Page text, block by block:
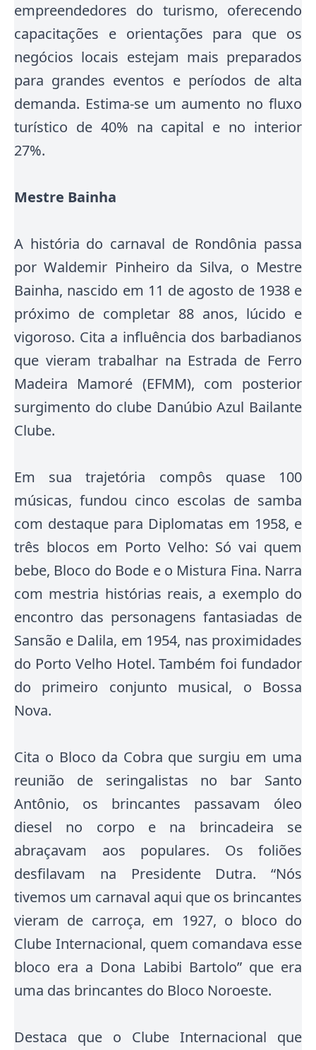
empreendedores do turismo, oferecendo
capacitações e orientações para que os
negócios locais estejam mais preparados
para grandes eventos e períodos de alta
demanda. Estima-se um aumento no fluxo
turístico de 40% na capital e no interior
27%.
Mestre Bainha
A história do carnaval de Rondônia passa
por Waldemir Pinheiro da Silva, o Mestre
Bainha, nascido em 11 de agosto de 1938 e
próximo de completar 88 anos, lúcido e
vigoroso. Cita a influência dos barbadianos
que vieram trabalhar na Estrada de Ferro
Madeira Mamoré (EFMM), com posterior
surgimento do clube Danúbio Azul Bailante
Clube.
Em sua trajetória compôs quase 100
músicas, fundou cinco escolas de samba
com destaque para Diplomatas em 1958, e
três blocos em Porto Velho: Só vai quem
bebe, Bloco do Bode e o Mistura Fina. Narra
com mestria histórias reais, a exemplo do
encontro das personagens fantasiadas de
Sansão e Dalila, em 1954, nas proximidades
do Porto Velho Hotel. Também foi fundador
do primeiro conjunto musical, o Bossa
Nova.
Cita o Bloco da Cobra que surgiu em uma
reunião de seringalistas no bar Santo
Antônio, os brincantes passavam óleo
diesel no corpo e na brincadeira se
abraçavam aos populares. Os foliões
desfilavam na Presidente Dutra. “Nós
tivemos um carnaval aqui que os brincantes
vieram de carroça, em 1927, o bloco do
Clube Internacional, quem comandava esse
bloco era a Dona Labibi Bartolo” que era
uma das brincantes do Bloco Noroeste.
Destaca que o Clube Internacional que